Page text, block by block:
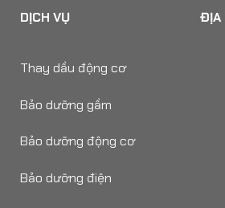
DỊCH VỤ
Thay dầu động cơ
Bảo dưỡng gầm
Bảo dưỡng động cơ
Bảo dưỡng điện
ĐỊA